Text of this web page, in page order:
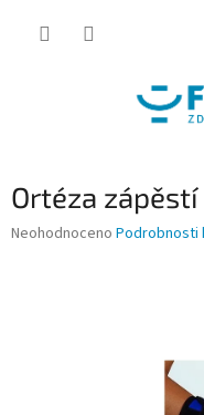
Ortéza
Průměrné
Neohodnoceno Podrobnosti